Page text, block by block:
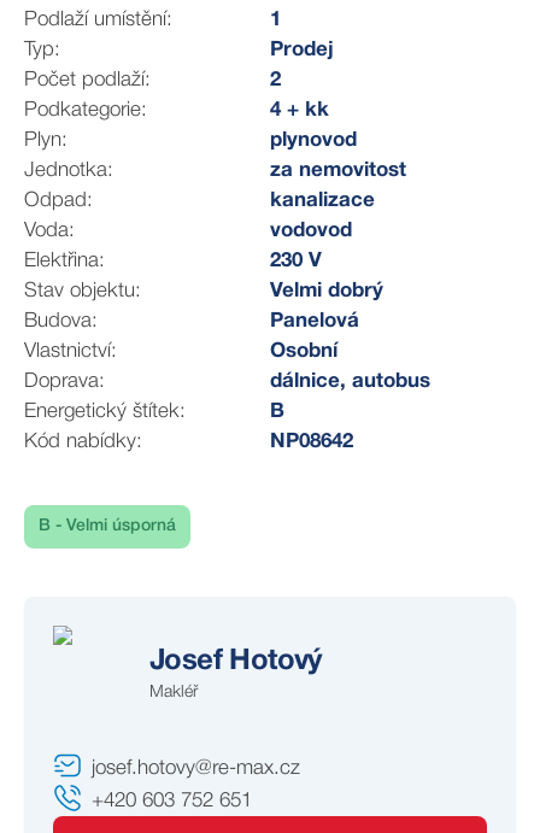
2. NP – soukromá část domu:
Tři samostatné ložnice – ideální pro rodiče, děti i
pracovnu
Koupelna s vanou – perfektní pro rodinnou pohodu
Zahrada je jako prázdné plátno, na kterém můžete
vytvořit svůj vlastní ráj. Prostor je připravený pro terasu,
kde si užijete letní večery, rodinné oslavy nebo klidné
chvíle s kávou na slunci, najdete zde i místo pro bazén.
Představte si, jak vyjdete na svou zahradu, dáte si kávu
a díváte se do zeleně a horu Říp.
Dům je napojen na veškeré inženýrské sítě. Je
energeticky nenáročný a v kombinaci s plynovým
kondenzačním kotlem udrží provozní náklady na
bydlení. Příprava pro krbová kamna a fotovoltaiku - ta
spočívá v připravené kabeláži mezi střechou a
na podzim 2025.
Tento dům představuje skvělou příležitost pro ty, kteří
dosah. Není to jen nemovitost, je to místo, kde můžete
psát svůj rodinný příběh – od prvních kroků vašich dětí
po letní večery na zahradě. Přijeďte se přesvědčit, že
Podlaží umístění:
1
Typ:
Prodej
Počet podlaží:
2
Podkategorie:
4 + kk
Plyn:
plynovod
Jednotka:
za nemovitost
Odpad:
kanalizace
Voda:
vodovod
Elektřina:
230 V
Stav objektu:
Velmi dobrý
Budova:
Panelová
Vlastnictví:
Osobní
Doprava:
dálnice, autobus
Energetický štítek:
B
Kód nabídky:
NP08642
B - Velmi úsporná
Josef Hotový
Makléř
josef.hotovy@re-max.cz
+420 603 752 651